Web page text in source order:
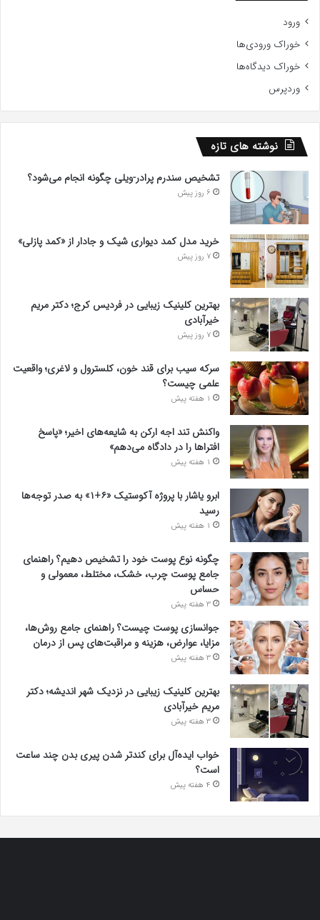
ورود
خوراک ورودی‌ها
خوراک دیدگاه‌ها
وردپرس
نوشته های تازه
تشخیص سندرم پرادر-ویلی چگونه انجام می‌شود؟
6 روز پیش
خرید مدل کمد دیواری شیک و جادار از «کمد پازلی»
7 روز پیش
بهترین کلینیک زیبایی در فردیس کرج؛ دکتر مریم
خیرآبادی
7 روز پیش
سرکه سیب برای قند خون، کلسترول و لاغری؛ واقعیت
علمی چیست؟
1 هفته پیش
واکنش تند اجه ارکن به شایعه‌های اخیر؛ «پاسخ
افتراها را در دادگاه می‌دهم»
1 هفته پیش
ابرو یاشار با پروژه آکوستیک «۶+۱» به صدر توجه‌ها
رسید
1 هفته پیش
چگونه نوع پوست خود را تشخیص دهیم؟ راهنمای
جامع پوست چرب، خشک، مختلط، معمولی و
حساس
3 هفته پیش
جوانسازی پوست چیست؟ راهنمای جامع روش‌ها،
مزایا، عوارض، هزینه و مراقبت‌های پس از درمان
3 هفته پیش
بهترین کلینیک زیبایی در نزدیک شهر اندیشه؛ دکتر
مریم خیرآبادی
3 هفته پیش
خواب ایده‌آل برای کندتر شدن پیری بدن چند ساعت
است؟
4 هفته پیش